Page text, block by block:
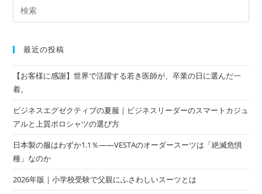
最近の投稿
【お客様に感謝】世界で活躍する若き医師が、卒業の日に選んだ一
着。
ビジネスエグゼクティブの夏服｜ビジネスリーダーのスマートカジュ
アルと上質ポロシャツの選び方
日本製の服はわずか1.1％——VESTAのオーダースーツは「絶滅危惧
種」なのか
2026年版｜小学校受験で父親にふさわしいスーツとは